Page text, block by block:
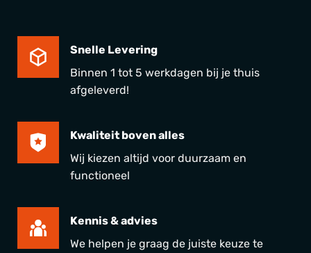
Snelle Levering
Binnen 1 tot 5 werkdagen bij je thuis
afgeleverd!
Kwaliteit boven alles
Wij kiezen altijd voor duurzaam en
functioneel
Kennis & advies
We helpen je graag de juiste keuze te